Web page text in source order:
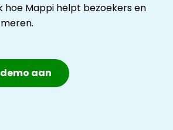
hoe Mappi helpt bezoekers en
aan